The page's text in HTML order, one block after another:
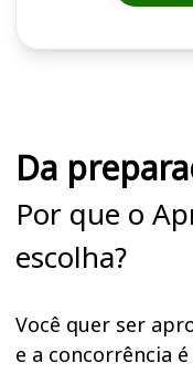
Da
Por que o
escolha?
Você quer ser
e a concorrência